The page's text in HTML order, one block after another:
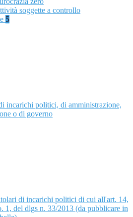
soggette a controllo
5
incarichi politici, di amministrazione,
o di governo
di incarichi politici di cui all'art. 14,
1, del dlgs n. 33/2013 (da pubblicare in